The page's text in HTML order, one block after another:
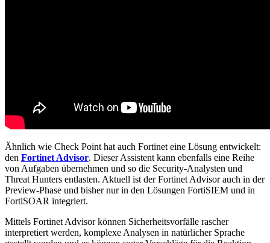
Ähnlich wie Check Point hat auch Fortinet eine Lösung entwickelt:
den Fortinet Advisor. Dieser Assistent kann ebenfalls eine Reihe
von Aufgaben übernehmen und so die Security-Analysten und
Threat Hunters entlasten. Aktuell ist der Fortinet Advisor auch in der
Preview-Phase und bisher nur in den Lösungen FortiSIEM und in
FortiSOAR integriert.
Mittels Fortinet Advisor können Sicherheitsvorfälle rascher
interpretiert werden, komplexe Analysen in natürlicher Sprache